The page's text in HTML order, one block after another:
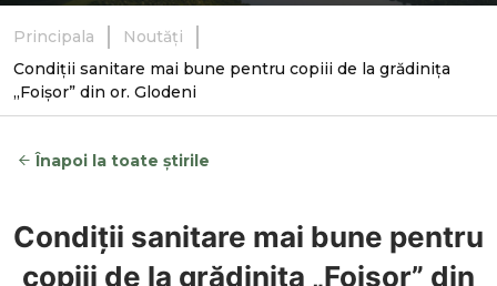
Principala
Noutăți
Condiții sanitare mai bune pentru copiii de la grădinița
„Foișor” din or. Glodeni
Înapoi la toate știrile
Condiții sanitare mai bune pentru
copiii de la grădinița „Foișor” din